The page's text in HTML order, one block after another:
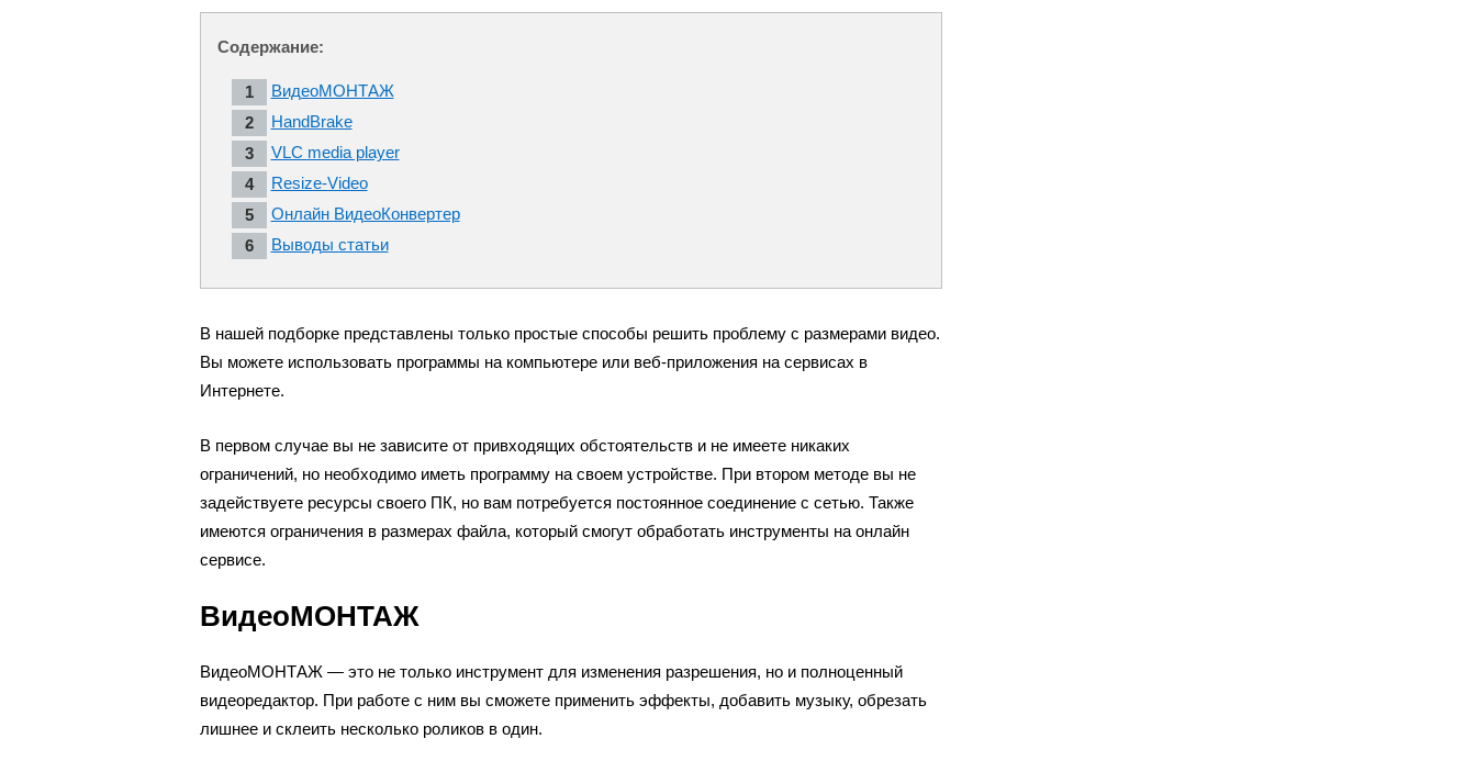
Содержание:
ВидеоМОНТАЖ
HandBrake
VLC media player
Resize-Video
Онлайн ВидеоКонвертер
Выводы статьи
В нашей подборке представлены только простые способы решить проблему с размерами видео.
Вы можете использовать программы на компьютере или веб-приложения на сервисах в
Интернете.
В первом случае вы не зависите от привходящих обстоятельств и не имеете никаких
ограничений, но необходимо иметь программу на своем устройстве. При втором методе вы не
задействуете ресурсы своего ПК, но вам потребуется постоянное соединение с сетью. Также
имеются ограничения в размерах файла, который смогут обработать инструменты на онлайн
сервисе.
ВидеоМОНТАЖ
ВидеоМОНТАЖ — это не только инструмент для изменения разрешения, но и полноценный
видеоредактор. При работе с ним вы сможете применить эффекты, добавить музыку, обрезать
лишнее и склеить несколько роликов в один.